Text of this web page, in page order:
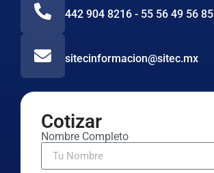
442 904 8216 - 55 56 49 56 85
sitecinformacion@sitec.mx
Cotizar
Nombre Completo